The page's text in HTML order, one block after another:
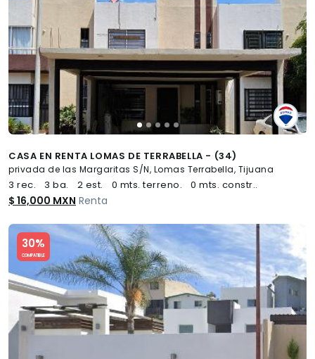
CASA EN RENTA LOMAS DE TERRABELLA - (34)
privada de las Margaritas S/N, Lomas Terrabella, Tijuana
3 rec. 3 ba. 2 est. 0 mts. terreno. 0 mts. constr..
$ 16,000 MXN Renta
30%
COMPATIBLE
Slide 1 of 5